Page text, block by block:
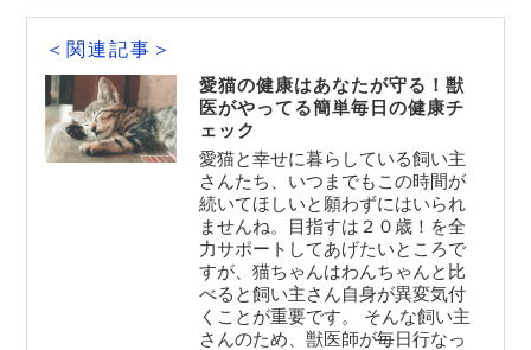
＜関連記事＞
愛猫の健康はあなたが守る！獣
医がやってる簡単毎日の健康チ
ェック
愛猫と幸せに暮らしている飼い主
さんたち、いつまでもこの時間が
続いてほしいと願わずにはいられ
ませんね。目指すは２０歳！を全
力サポートしてあげたいところで
すが、猫ちゃんはわんちゃんと比
べると飼い主さん自身が異変気付
くことが重要です。 そんな飼い主
さんのため、獣医師が毎日行なっ